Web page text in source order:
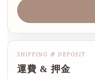
SHIPPING & DEPOSIT
運費 & 押金